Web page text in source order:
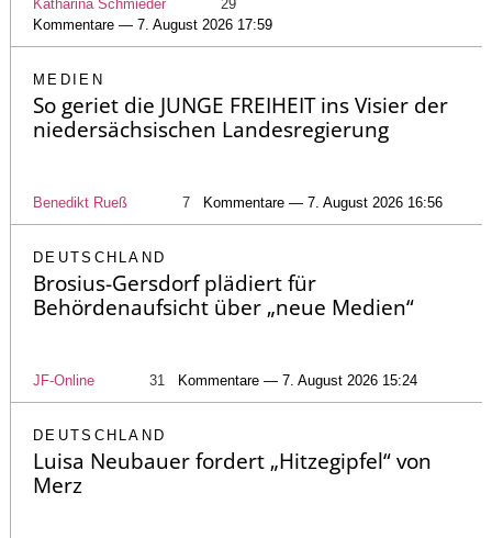
Katharina Schmieder
29
Kommentare — 7. August 2026 17:59
MEDIEN
So geriet die JUNGE FREIHEIT ins Visier der
niedersächsischen Landesregierung
Benedikt Rueß 7 Kommentare — 7. August 2026 16:56
DEUTSCHLAND
Brosius-Gersdorf plädiert für
Behördenaufsicht über „neue Medien“
JF-Online 31 Kommentare — 7. August 2026 15:24
DEUTSCHLAND
Luisa Neubauer fordert „Hitzegipfel“ von
Merz